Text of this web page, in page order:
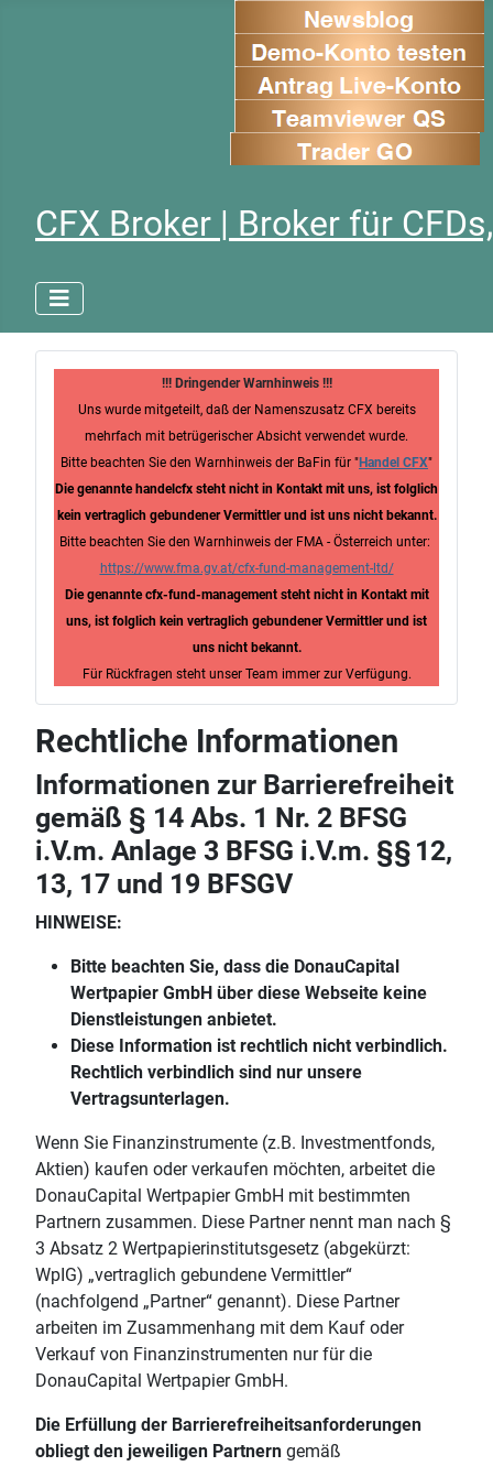
CFX Broker | Broker für
!!! Dringender Warnhinweis !!!
Uns wurde mitgeteilt, daß der Namenszusatz CFX bereits
mehrfach mit betrügerischer Absicht verwendet wurde.
Bitte beachten Sie den Warnhinweis der BaFin für "Handel CFX"
Die genannte handelcfx steht nicht in Kontakt mit uns, ist folglich
kein vertraglich gebundener Vermittler und ist uns nicht bekannt.
Bitte beachten Sie den Warnhinweis der FMA - Österreich unter:
https://www.fma.gv.at/cfx-fund-management-ltd/
Die genannte cfx-fund-management steht nicht in Kontakt mit
uns, ist folglich kein vertraglich gebundener Vermittler und ist
uns nicht bekannt.
Für Rückfragen steht unser Team immer zur Verfügung.
Rechtliche Informationen
Informationen zur Barrierefreiheit
gemäß § 14 Abs. 1 Nr. 2 BFSG
i.V.m. Anlage 3 BFSG i.V.m. §§ 12,
13, 17 und 19 BFSGV
HINWEISE:
Bitte beachten Sie, dass die DonauCapital
Wertpapier GmbH über diese Webseite keine
Dienstleistungen anbietet.
Diese Information ist rechtlich nicht verbindlich.
Rechtlich verbindlich sind nur unsere
Vertragsunterlagen.
Wenn Sie Finanzinstrumente (z.B. Investmentfonds,
Aktien) kaufen oder verkaufen möchten, arbeitet die
DonauCapital Wertpapier GmbH mit bestimmten
Partnern zusammen. Diese Partner nennt man nach §
3 Absatz 2 Wertpapierinstitutsgesetz (abgekürzt:
WpIG) „vertraglich gebundene Vermittler“
(nachfolgend „Partner“ genannt). Diese Partner
arbeiten im Zusammenhang mit dem Kauf oder
Verkauf von Finanzinstrumenten nur für die
DonauCapital Wertpapier GmbH.
Die Erfüllung der Barrierefreiheitsanforderungen
obliegt den jeweiligen Partnern gemäß